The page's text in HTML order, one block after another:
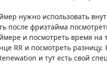
нужно использовать
после фризтайма
и посмотреть время на
RR и посмотреть
и тут есть свой